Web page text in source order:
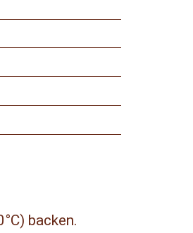
backen.